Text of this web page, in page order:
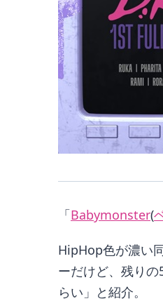
「Babymonster(
HipHop色が濃い
ーだけど、残り
らい」と紹介。